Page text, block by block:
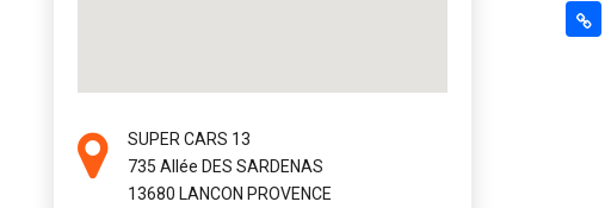
SUPER CARS 13
735 Allée DES SARDENAS
13680 LANCON PROVENCE